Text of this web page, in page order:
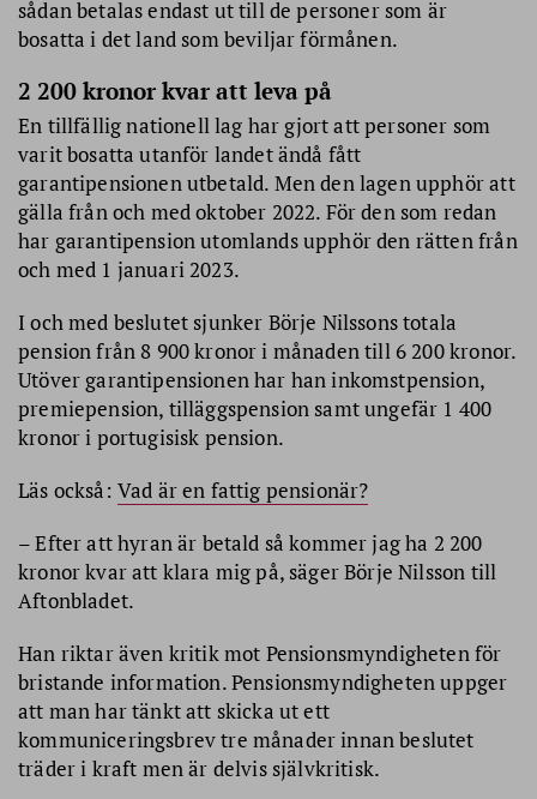
sådan betalas endast ut till de personer som är
bosatta i det land som beviljar förmånen.
2 200 kronor kvar att leva på
En tillfällig nationell lag har gjort att personer som
varit bosatta utanför landet ändå fått
garantipensionen utbetald. Men den lagen upphör att
gälla från och med oktober 2022. För den som redan
har garantipension utomlands upphör den rätten från
och med 1 januari 2023.
I och med beslutet sjunker Börje Nilssons totala
pension från 8 900 kronor i månaden till 6 200 kronor.
Utöver garantipensionen har han inkomstpension,
premiepension, tilläggspension samt ungefär 1 400
kronor i portugisisk pension.
Läs också: Vad är en fattig pensionär?
– Efter att hyran är betald så kommer jag ha 2 200
kronor kvar att klara mig på, säger Börje Nilsson till
Aftonbladet.
Han riktar även kritik mot Pensionsmyndigheten för
bristande information. Pensionsmyndigheten uppger
att man har tänkt att skicka ut ett
kommuniceringsbrev tre månader innan beslutet
träder i kraft men är delvis självkritisk.